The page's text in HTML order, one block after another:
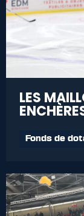
LES
Fonds de